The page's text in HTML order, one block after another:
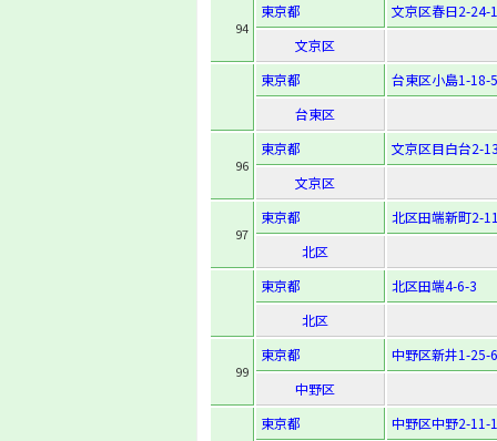
94
東京都
文京区春日2-24-
文京区
東京都
台東区小島1-18-5
台東区
96
東京都
文京区目白台2-
文京区
97
東京都
北区田端新町2-
北区
東京都
北区田端4-6-3
北区
99
東京都
中野区新井1-25-6
中野区
東京都
中野区中野2-11-1